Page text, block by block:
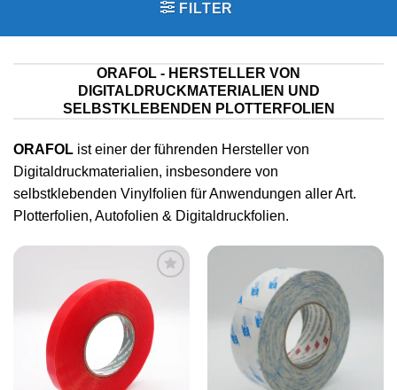
FILTER
ORAFOL - HERSTELLER VON
DIGITALDRUCKMATERIALIEN UND
SELBSTKLEBENDEN PLOTTERFOLIEN
ORAFOL ist einer der führenden Hersteller von
Digitaldruckmaterialien, insbesondere von
selbstklebenden Vinylfolien für Anwendungen aller Art.
Plotterfolien, Autofolien & Digitaldruckfolien.
merken
Artikel
merken